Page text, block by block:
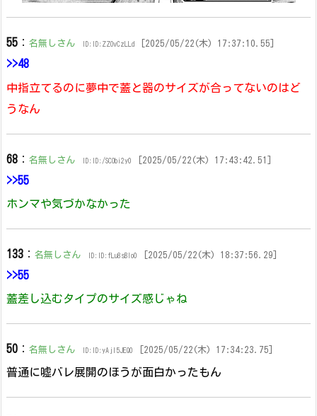
55 ： 名無しさん ID:ID:ZZOvCzLLd [2025/05/22(木) 17:37:10.55]
>>48
中指立てるのに夢中で蓋と器のサイズが合ってないのはど
うなん
68 ： 名無しさん ID:ID:/SCObi2y0 [2025/05/22(木) 17:43:42.51]
>>55
ホンマや気づかなかった
133 ： 名無しさん ID:ID:fLu8sBlo0 [2025/05/22(木) 18:37:56.29]
>>55
蓋差し込むタイプのサイズ感じゃね
50 ： 名無しさん ID:ID:yAjI5JEQ0 [2025/05/22(木) 17:34:23.75]
普通に嘘バレ展開のほうが面白かったもん